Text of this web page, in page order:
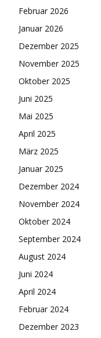
Februar 2026
Januar 2026
Dezember 2025
November 2025
Oktober 2025
Juni 2025
Mai 2025
April 2025
März 2025
Januar 2025
Dezember 2024
November 2024
Oktober 2024
September 2024
August 2024
Juni 2024
April 2024
Februar 2024
Dezember 2023